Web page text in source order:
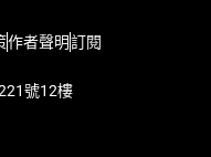
作者聲明訂閱
號12樓